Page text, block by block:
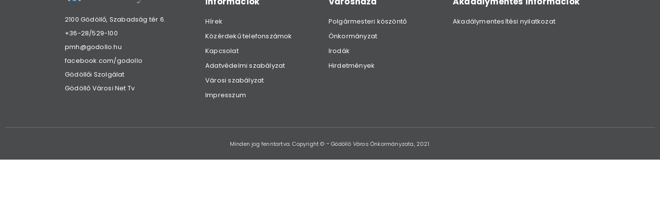
2100 Gödöllő, Szabadság tér 6.
+36-28/529-100
pmh@godollo.hu
facebook.com/godollo
Gödöllői Szolgálat
Gödöllő Városi Net Tv
Hírek
Közérdekű telefonszámok
Kapcsolat
Adatvédelmi szabályzat
Városi szabályzat
Impresszum
Polgármesteri köszöntő
Önkormányzat
Irodák
Hirdetmények
Akadálymentesítési nyilatkozat
Minden jog fenntartva. Copyright © – Gödöllő Város Önkormányzata, 2021.